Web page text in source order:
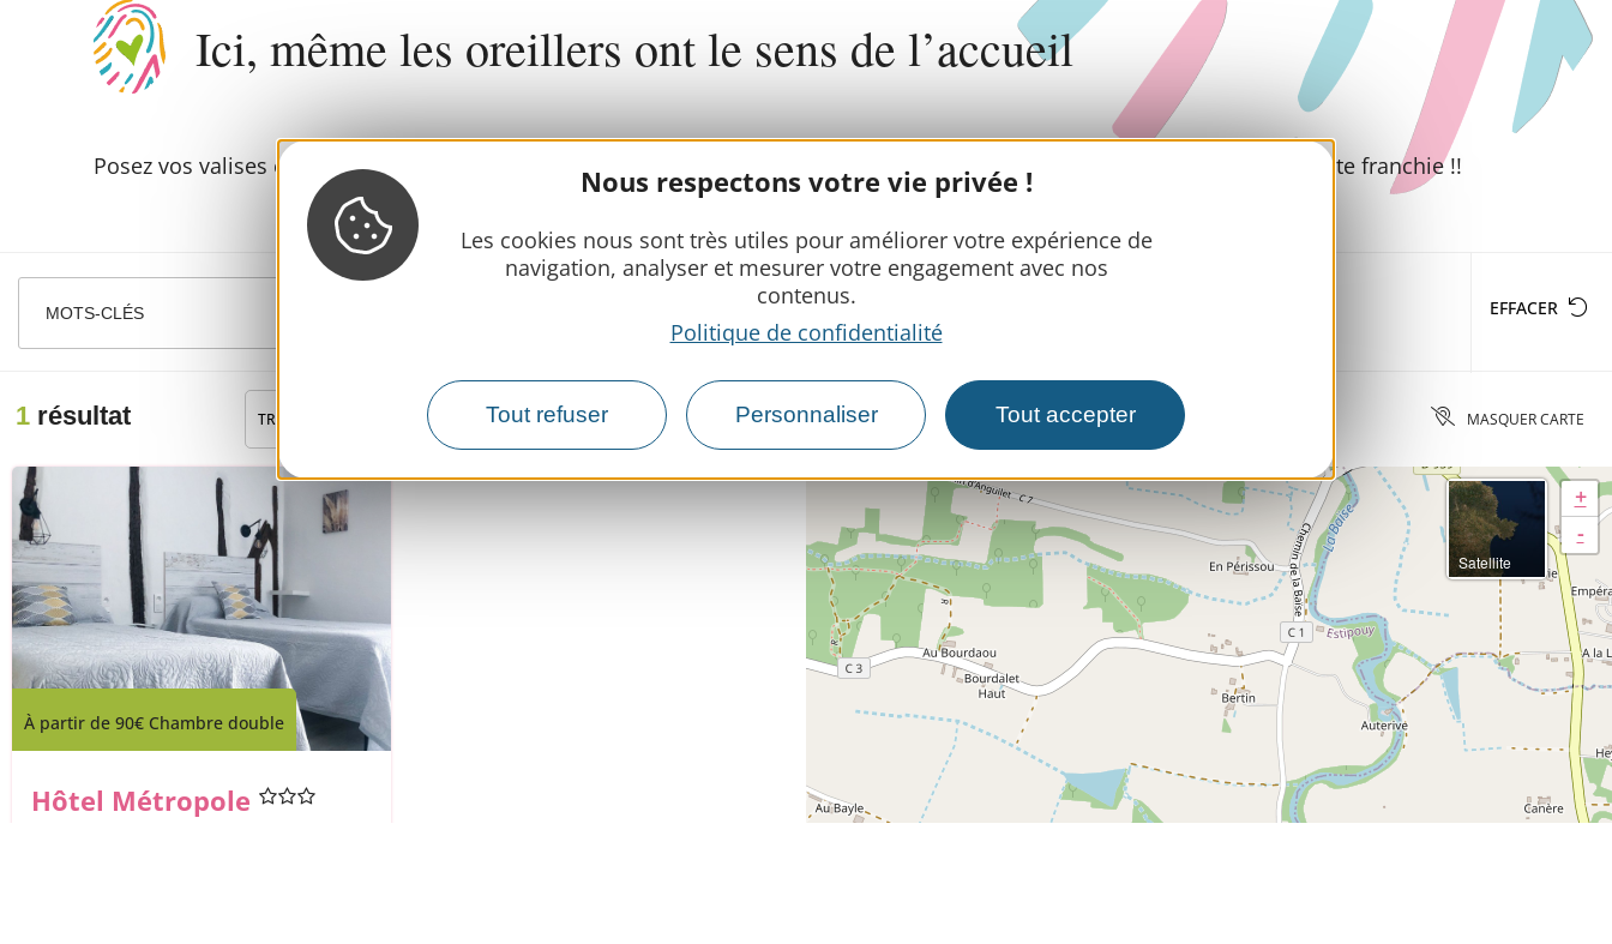
Nous respectons votre vie privée !
Les cookies nous sont très utiles pour améliorer votre expérience de
navigation, analyser et mesurer votre engagement avec nos
contenus.
Politique de confidentialité
Tout refuser Personnaliser Tout accepter
Ici, même les oreillers ont le sens de l’accueil
Posez vos valises et laissez-vous chouchouter. Confort, sourire et petites attentions : votre séjour commence dès la porte franchie !!
MOTS-CLÉS EFFACER
1 résultat TRI : AUTOUR DE MOI MASQUER CARTE
À partir de 90€ Chambre double
Hôtel Métropole
+
-
Satellite